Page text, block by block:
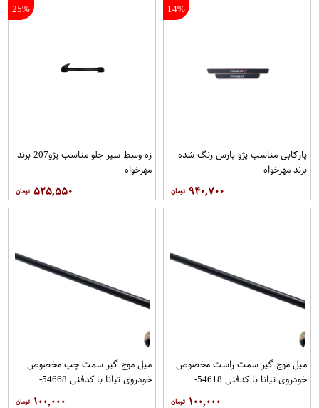
14%
پاركابی مناسب پژو پارس رنگ شده
برند مهرخواه
۹۴۰,۷۰۰
25%
زه وسط سپر جلو مناسب پژو207 برند
مهرخواه
۵۲۵,۵۵۰
میل موج گیر سمت راست مخصوص
خودروی تیانا با کدفنی 54618-
1AA0E برندنیسان موتور فروشگاه
۱۰۰,۰۰۰
میل موج گیر سمت چپ مخصوص
خودروی تیانا با کدفنی 54668-
1AA0E برندنیسان موتور فروشگاه
۱۰۰,۰۰۰